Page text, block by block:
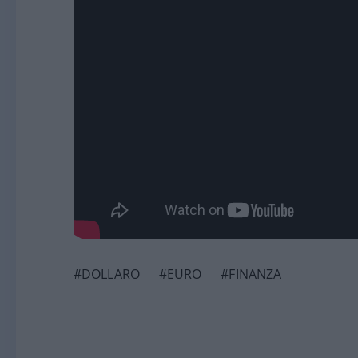
#DOLLARO #EURO #FINANZA